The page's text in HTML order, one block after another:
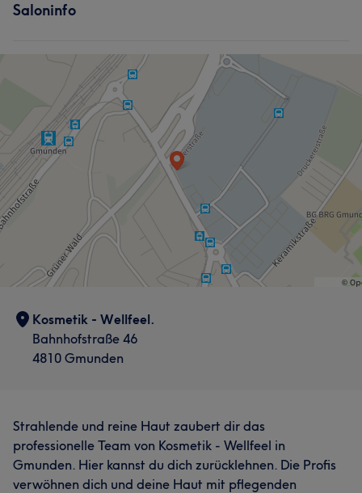
Saloninfo
Kosmetik - Wellfeel.
Bahnhofstraße 46
4810 Gmunden
Strahlende und reine Haut zaubert dir das
professionelle Team von Kosmetik - Wellfeel in
Gmunden. Hier kannst du dich zurücklehnen. Die Profis
verwöhnen dich und deine Haut mit pflegenden